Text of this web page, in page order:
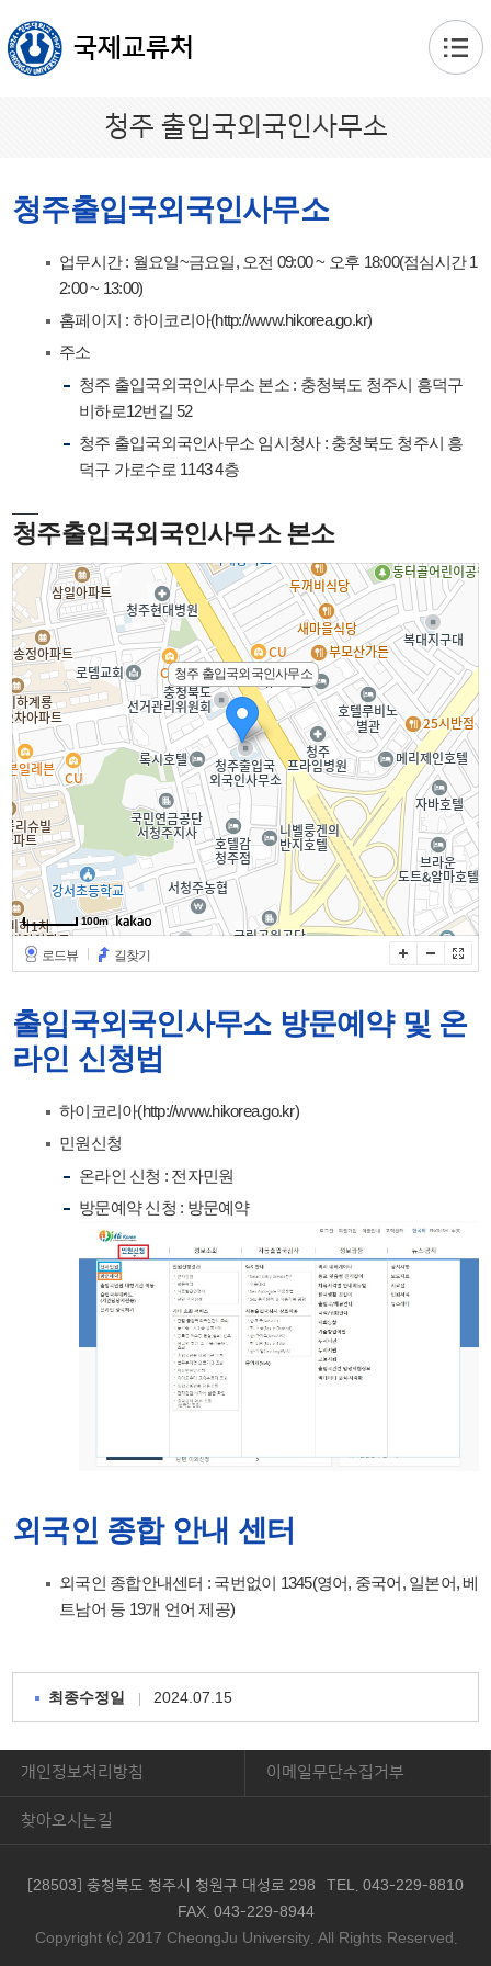
국제교류처
청주 출입국외국인사무소
청주출입국외국인사무소
업무시간 : 월요일~금요일, 오전 09:00 ~ 오후 18:00(점심시간 1
2:00 ~ 13:00)
홈페이지 : 하이코리아(http://www.hikorea.go.kr)
주소
청주 출입국외국인사무소 본소 : 충청북도 청주시 흥덕구
비하로12번길 52
청주 출입국외국인사무소 임시청사 : 충청북도 청주시 흥
덕구 가로수로 1143 4층
청주출입국외국인사무소 본소
청주 출입국외국인사무소
100m
로드뷰 길찾기
출입국외국인사무소 방문예약 및 온
라인 신청법
하이코리아(http://www.hikorea.go.kr)
민원신청
온라인 신청 : 전자민원
방문예약 신청 : 방문예약
외국인 종합 안내 센터
외국인 종합안내센터 : 국번없이 1345(영어, 중국어, 일본어, 베
트남어 등 19개 언어 제공)
최종수정일 2024.07.15
개인정보처리방침 이메일무단수집거부
찾아오시는길
[28503] 충청북도 청주시 청원구 대성로 298
TEL. 043-229-8810
FAX. 043-229-8944
Copyright (c) 2017 CheongJu University. All Rights Reserved.